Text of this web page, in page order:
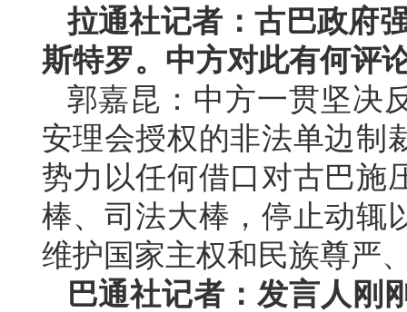
拉通社记者：古巴政府
斯特罗。中方对此有何评
郭嘉昆：中方一贯坚决
安理会授权的非法单边制
势力以任何借口对古巴施
棒、司法大棒，停止动辄
维护国家主权和民族尊严
巴通社记者：发言人刚